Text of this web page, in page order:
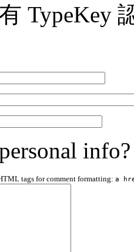
TypeKey
info?
tags for comment formatting: a